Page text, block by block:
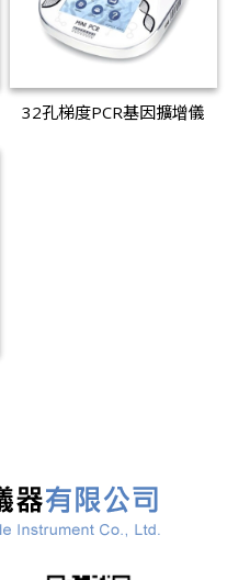
32孔梯度PCR基因擴增儀